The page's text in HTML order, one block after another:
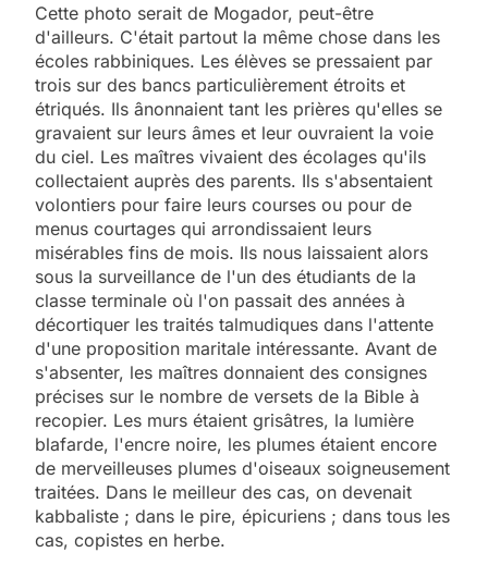
Cette photo serait de Mogador, peut-être
d'ailleurs. C'était partout la même chose dans les
écoles rabbiniques. Les élèves se pressaient par
trois sur des bancs particulièrement étroits et
étriqués. Ils ânonnaient tant les prières qu'elles se
gravaient sur leurs âmes et leur ouvraient la voie
du ciel. Les maîtres vivaient des écolages qu'ils
collectaient auprès des parents. Ils s'absentaient
volontiers pour faire leurs courses ou pour de
menus courtages qui arrondissaient leurs
misérables fins de mois. Ils nous laissaient alors
sous la surveillance de l'un des étudiants de la
classe terminale où l'on passait des années à
décortiquer les traités talmudiques dans l'attente
d'une proposition maritale intéressante. Avant de
s'absenter, les maîtres donnaient des consignes
précises sur le nombre de versets de la Bible à
recopier. Les murs étaient grisâtres, la lumière
blafarde, l'encre noire, les plumes étaient encore
de merveilleuses plumes d'oiseaux soigneusement
traitées. Dans le meilleur des cas, on devenait
kabbaliste ; dans le pire, épicuriens ; dans tous les
cas, copistes en herbe.